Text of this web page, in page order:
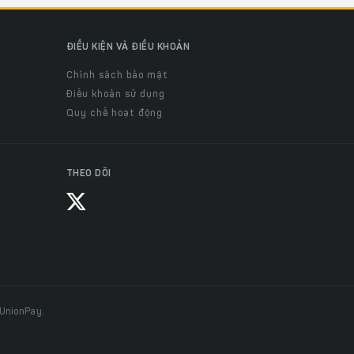
ĐIỀU KIỆN VÀ ĐIỀU KHOẢN
Chính sách bảo mật
Điều khoản sử dụng
Quy chế hoạt động
THEO DÕI